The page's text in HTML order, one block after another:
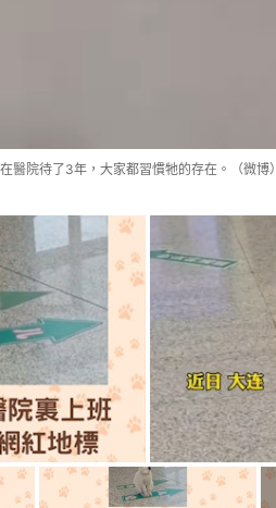
醫院待了3年，大家都習慣牠的存在。（微博）